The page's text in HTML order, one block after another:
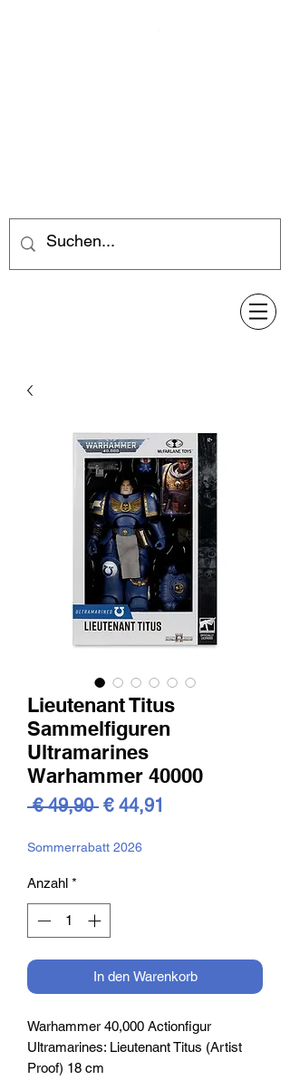
Lieutenant Titus
Sammelfiguren
Ultramarines
Warhammer 40000
€ 49,90 Standardpreis
€ 44,91
Sommerrabatt 2026
Anzahl *
In den Warenkorb
Warhammer 40,000 Actionfigur
Ultramarines: Lieutenant Titus (Artist
Proof) 18 cm